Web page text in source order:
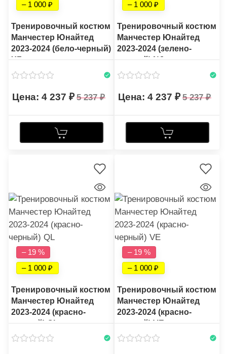
– 1 000
Тренировочный костюм
Манчестер Юнайтед
2023-2024 (бело-черный)
XZ
4 237 5 237
– 1 000
Тренировочный костюм
Манчестер Юнайтед
2023-2024 (зелено-
черный) NJ
4 237 5 237
– 19 %
– 1 000
Тренировочный костюм
Манчестер Юнайтед
2023-2024 (красно-
черный) QL
– 19 %
– 1 000
Тренировочный костюм
Манчестер Юнайтед
2023-2024 (красно-
черный) VE